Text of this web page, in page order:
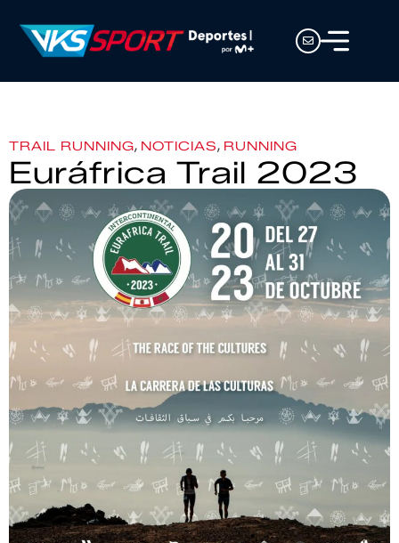
TRAIL RUNNING, NOTICIAS, RUNNING
Euráfrica Trail 2023